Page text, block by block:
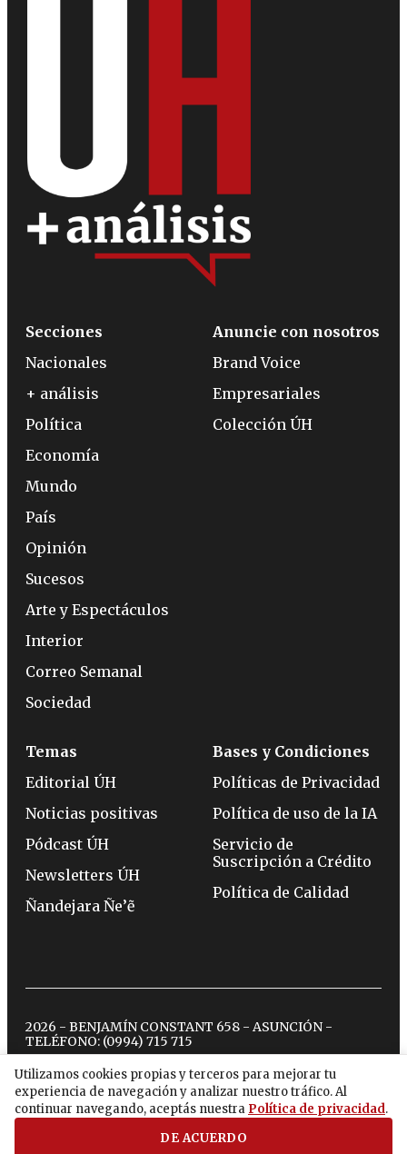
Utilizamos cookies propias y terceros para mejorar tu
experiencia de navegación y analizar nuestro tráfico. Al
continuar navegando, aceptás nuestra Política de privacidad.
DE ACUERDO
Secciones
Nacionales
+ análisis
Política
Economía
Mundo
País
Opinión
Sucesos
Arte y Espectáculos
Interior
Correo Semanal
Sociedad
Anuncie con nosotros
Brand Voice
Empresariales
Colección ÚH
Temas
Editorial ÚH
Noticias positivas
Pódcast ÚH
Newsletters ÚH
Ñandejara Ñe’ẽ
Bases y Condiciones
Políticas de Privacidad
Política de uso de la IA
Servicio de
Suscripción a Crédito
Política de Calidad
2026 - BENJAMÍN CONSTANT 658 - ASUNCIÓN -
TELÉFONO: (0994) 715 715
twitterinstagram
facebook
tiktokyoutubespotify